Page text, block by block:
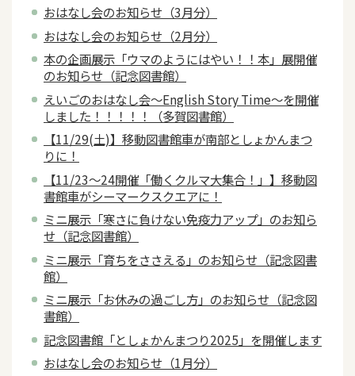
おはなし会のお知らせ（3月分）
おはなし会のお知らせ（2月分）
本の企画展示「ウマのようにはやい！！本」展開催
のお知らせ（記念図書館）
えいごのおはなし会～English Story Time～を開催
しました！！！！！（多賀図書館）
【11/29(土)】移動図書館車が南部としょかんまつ
りに！
【11/23～24開催「働くクルマ大集合！」】移動図
書館車がシーマークスクエアに！
ミニ展示「寒さに負けない免疫力アップ」のお知ら
せ（記念図書館）
ミニ展示「育ちをささえる」のお知らせ（記念図書
館）
ミニ展示「お休みの過ごし方」のお知らせ（記念図
書館）
記念図書館「としょかんまつり2025」を開催します
おはなし会のお知らせ（1月分）